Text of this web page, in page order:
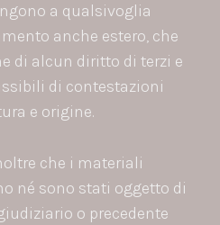
a qualsivoglia
anche estero, che
di alcun diritto di terzi e
di contestazioni
e origine.
che i materiali
né sono stati oggetto di
o precedente